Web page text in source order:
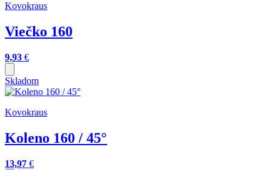
Kovokraus
Viečko 160
9,93 €
Skladom
Kovokraus
Koleno 160 / 45°
13,97 €